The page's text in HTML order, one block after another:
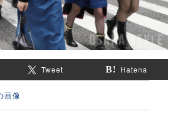
Tweet Hatena
画像